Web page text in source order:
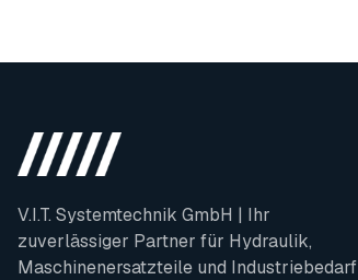
V.I.T. Systemtechnik GmbH | Ihr
zuverlässiger Partner für Hydraulik,
Maschinenersatzteile und Industriebedarf